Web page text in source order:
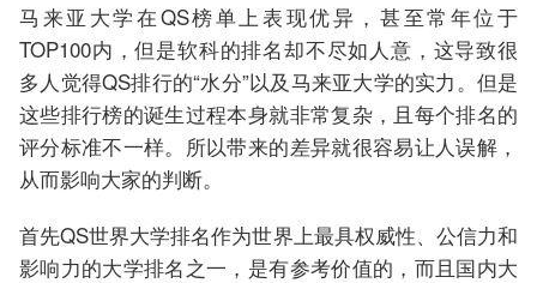
马来亚大学在QS榜单上表现优异，甚至常年位于
TOP100内，但是软科的排名却不尽如人意，这导致很
多人觉得QS排行的“水分”以及马来亚大学的实力。但是
这些排行榜的诞生过程本身就非常复杂，且每个排名的
评分标准不一样。所以带来的差异就很容易让人误解，
从而影响大家的判断。
首先QS世界大学排名作为世界上最具权威性、公信力和
影响力的大学排名之一，是有参考价值的，而且国内大